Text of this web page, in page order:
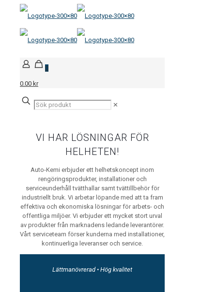
0
0.00 kr
✕
VI HAR LÖSNINGAR FÖR
HELHETEN!
Auto-Kemi erbjuder ett helhetskoncept inom
rengöringsprodukter, installationer och
serviceunderhåll tvätthallar samt tvättillbehör för
industriellt bruk. Vi arbetar löpande med att ta fram
effektiva och ekonomiska lösningar för arbets- och
offentliga miljöer. Vi erbjuder ett mycket stort urval
av produkter från marknadens ledande leverantörer.
Vårt serviceteam förser kunderna med installationer,
kontinuerliga leveranser och service.
Lättmanövrerad • Hög kvalitet